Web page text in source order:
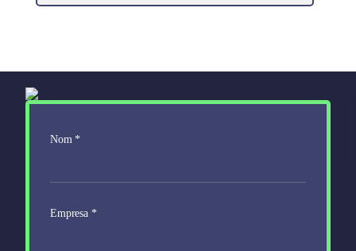
Nom *
Empresa *